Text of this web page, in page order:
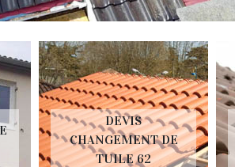
DEVIS
CHANGEMENT DE
TUILE 62